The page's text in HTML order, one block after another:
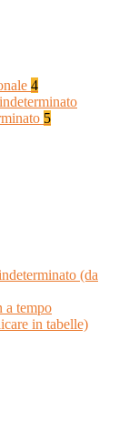
4
5
(da
a tempo
in tabelle)